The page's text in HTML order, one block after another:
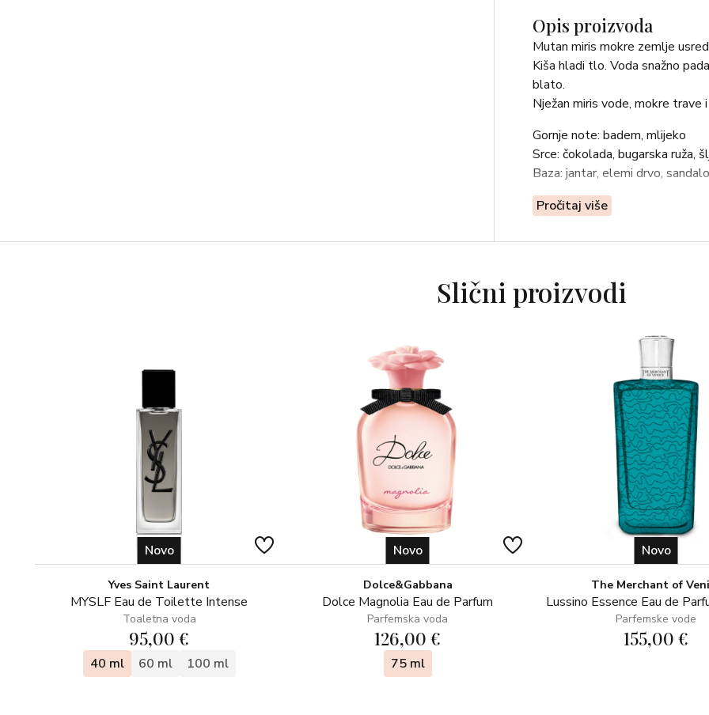
Opis proizvoda
Mutan miris mokre zemlje
Kiša hladi tlo. Voda snažno
blato.
Nježan miris vode, mokre trave
Gornje note: badem, mlijeko
Srce: čokolada, bugarska ruža,
Baza: jantar, elemi drvo,
SASTOJCI: ALCOHOL (FROM
(*), COUMARIN (*),
Pročitaj više
Slični proizvodi
Novo
Yves Saint Laurent
MYSLF Eau de Toilette Intense
Toaletna voda
95,00 €
40 ml 60 ml 100 ml
Novo
Dolce&Gabbana
Dolce Magnolia Eau de Parfum
Parfemska voda
126,00 €
75 ml
Novo
The Merchant of
Lussino Essence Eau de
Parfemske vode
155,00 €